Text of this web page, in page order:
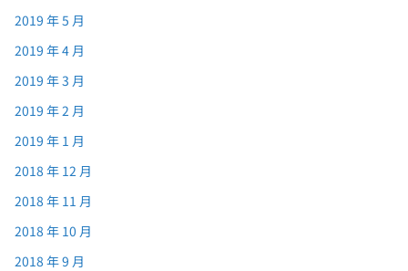
2019 年 5 月
2019 年 4 月
2019 年 3 月
2019 年 2 月
2019 年 1 月
2018 年 12 月
2018 年 11 月
2018 年 10 月
2018 年 9 月